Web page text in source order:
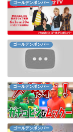
ゴールデンボンバー
ゴールデンボンバー
ゴールデンボンバー
ゴールデンボンバー